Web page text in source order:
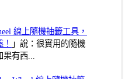
線上隨機抽籤工具，
」說：很實用的隨機
有西...